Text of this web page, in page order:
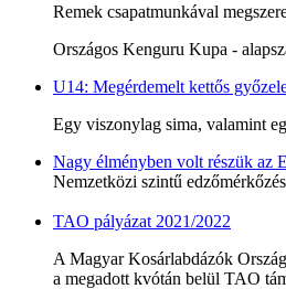
Remek csapatmunkával
Országos Kenguru Kupa -
U14: Megérdemelt kettős
Egy viszonylag sima, valamint
Nagy élményben volt részük az
Nemzetközi szintű
TAO pályázat 2021/2022
A Magyar Kosárlabdázók
a megadott kvótán belül TAO